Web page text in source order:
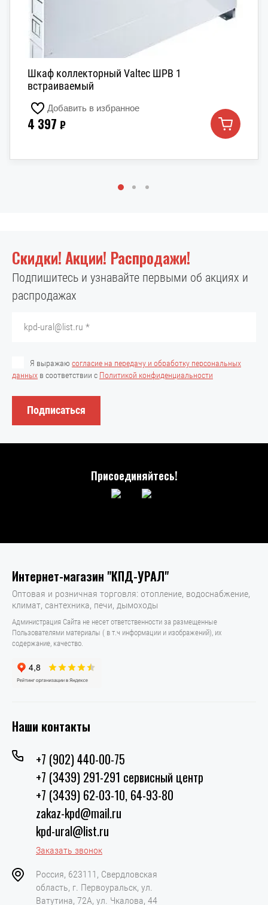
Шкаф коллекторный Valtec ШРВ 1
встраиваемый
Добавить в избранное
4 397 ₽
Скидки! Акции! Распродажи!
Подпишитесь и узнавайте первыми об акциях и
распродажах
Я выражаю согласие на передачу и обработку персональных
данных в соответствии с Политикой конфиденциальности
Подписаться
Присоединяйтесь!
Интернет-магазин "КПД-УРАЛ"
Оптовая и розничная торговля: отопление, водоснабжение,
климат, сантехника, печи, дымоходы
Администрация Сайта не несет ответственности за размещенные
Пользователями материалы ( в т.ч информации и изображений), их
содержание, качество.
Наши контакты
+7 (902) 440-00-75
+7 (3439) 291-291 сервисный центр
+7 (3439) 62-03-10, 64-93-80
zakaz-kpd@mail.ru
kpd-ural@list.ru
Заказать звонок
Россия, 623111, Свердловская
область, г. Первоуральск, ул.
Ватутина, 72А, ул. Чкалова, 44